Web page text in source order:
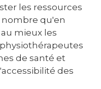
les ressources
qu'en
mieux les
de santé et
des